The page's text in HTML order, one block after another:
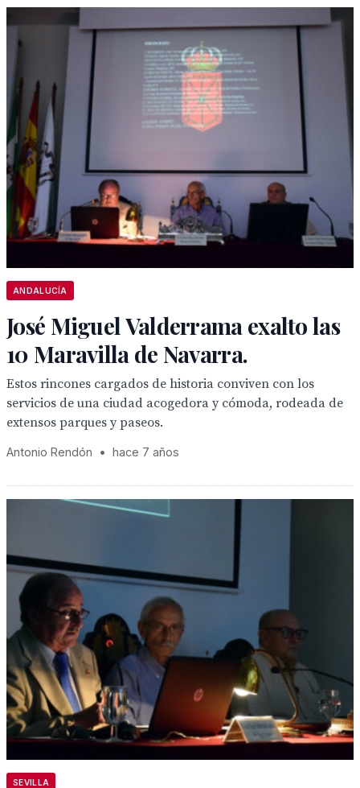
ANDALUCÍA
José Miguel Valderrama exalto las
10 Maravilla de Navarra.
Estos rincones cargados de historia conviven con los
servicios de una ciudad acogedora y cómoda, rodeada de
extensos parques y paseos.
Antonio Rendón • hace 7 años
SEVILLA